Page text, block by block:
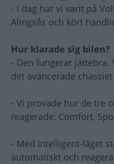
- I dag har vi varit på
Alingsås och kört
Hur klarade sig bilen?
- Den fungerar jättebra.
det avancerade
- Vi provade hur de tre
reagerade: Comfort,
- Med Intelligent-läget
automatiskt och